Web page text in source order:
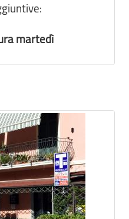
martedì